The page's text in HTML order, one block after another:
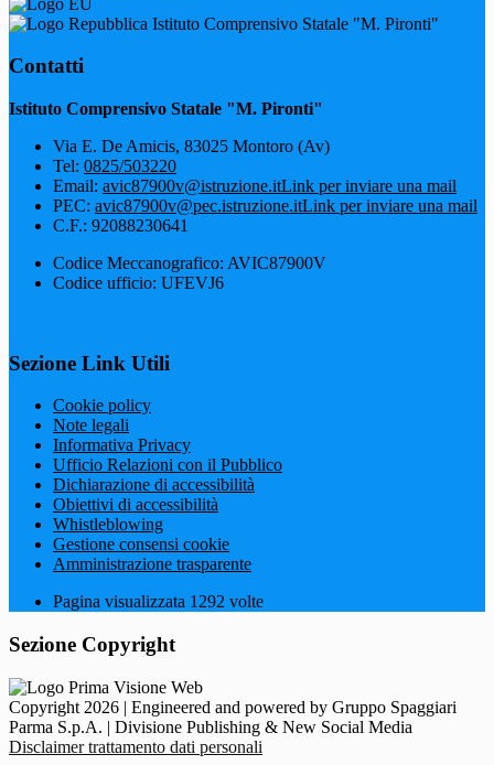
Istituto Comprensivo Statale "M. Pironti"
Contatti
Istituto Comprensivo Statale "M. Pironti"
Via E. De Amicis, 83025 Montoro (Av)
Tel: 0825/503220
Email: avic87900v@istruzione.itLink per inviare una mail
PEC: avic87900v@pec.istruzione.itLink per inviare una mail
C.F.: 92088230641
Codice Meccanografico: AVIC87900V
Codice ufficio: UFEVJ6
Sezione Link Utili
Cookie policy
Note legali
Informativa Privacy
Ufficio Relazioni con il Pubblico
Dichiarazione di accessibilità
Obiettivi di accessibilità
Whistleblowing
Gestione consensi cookie
Amministrazione trasparente
Pagina visualizzata 1292 volte
Sezione Copyright
Copyright 2026 | Engineered and powered by Gruppo Spaggiari
Parma S.p.A. | Divisione Publishing & New Social Media
Disclaimer trattamento dati personali